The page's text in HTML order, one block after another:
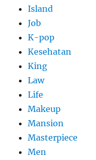
Island
Job
K-pop
Kesehatan
King
Law
Life
Makeup
Mansion
Masterpiece
Men